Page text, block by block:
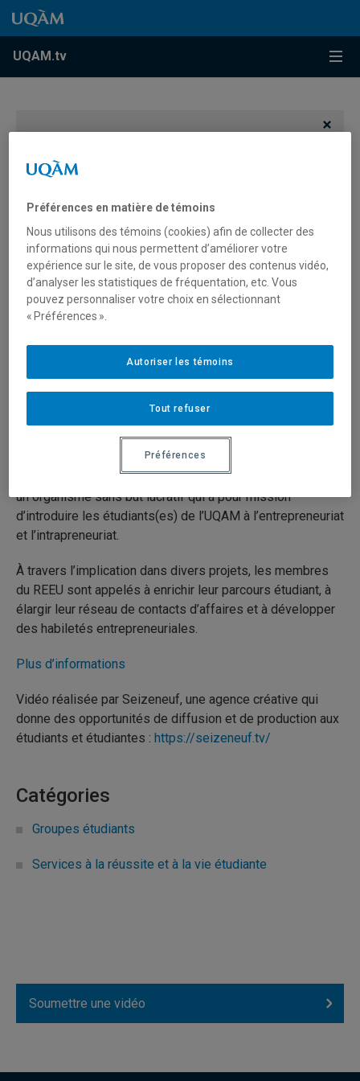
Accéder au contenu
Accéder au menu principal
Accéder à la recherche
Accéder au contenu
Accéder au menu principal
UQAM.tv
afficher les vidéos provenant de Youtube.
Groupe étudiant: Regroupement
Entrepreneurial Étudiant de
l’UQAM
29 mars 2021 Durée: 01:07
Le Regroupement Entrepreneurial Étudiant de l’UQAM est
un organisme sans but lucratif qui a pour mission
d’introduire les étudiants(es) de l’UQAM à l’entrepreneuriat
et l’intrapreneuriat.
À travers l’implication dans divers projets, les membres
du REEU sont appelés à enrichir leur parcours étudiant, à
élargir leur réseau de contacts d’affaires et à développer
des habiletés entrepreneuriales.
Plus d’informations
Vidéo réalisée par Seizeneuf, une agence créative qui
donne des opportunités de diffusion et de production aux
étudiants et étudiantes : https://seizeneuf.tv/
Catégories
Groupes étudiants
Services à la réussite et à la vie étudiante
Soumettre une vidéo
Préférences en matière de témoins
Nous utilisons des témoins (cookies) afin de collecter des
informations qui nous permettent d’améliorer votre
expérience sur le site, de vous proposer des contenus vidéo,
d’analyser les statistiques de fréquentation, etc. Vous
pouvez personnaliser votre choix en sélectionnant
« Préférences ».
Tout refuser
Autoriser les témoins
Préférences